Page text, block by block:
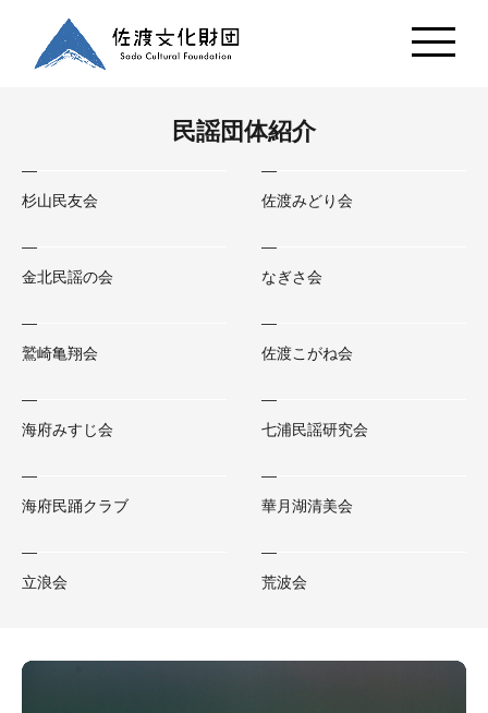
民謡団体紹介
杉山民友会 佐渡みどり会
金北民謡の会 なぎさ会
鷲崎亀翔会 佐渡こがね会
海府みすじ会 七浦民謡研究会
海府民踊クラブ 華月湖清美会
立浪会 荒波会